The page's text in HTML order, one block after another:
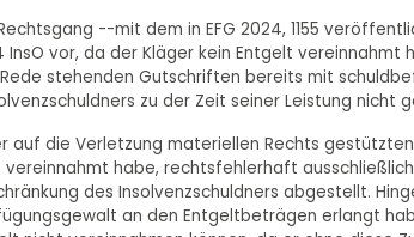
--mit dem in EFG 2024, 1155
InsO vor, da der Kläger kein Entgelt
stehenden Gutschriften bereits mit
zu der Zeit seiner Leistung nicht
auf die Verletzung materiellen Rechts
habe, rechtsfehlerhaft
des Insolvenzschuldners abgestellt.
an den Entgeltbeträgen erlangt